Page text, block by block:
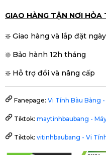
GIAO HÀNG TẬN NƠI HỎA
❇️ Giao hàng và lắp đặt
❇️ Bảo hành 12h tháng
❇️ Hỗ trợ đổi và nâng cấp
Fanepage: Vi Tính Bàu Bàng -
Tiktok: maytinhbaubang -
Tiktok: vitinhbaubang - Vi